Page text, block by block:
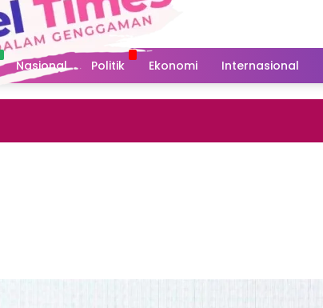
Nasional Politik Ekonomi Internasional